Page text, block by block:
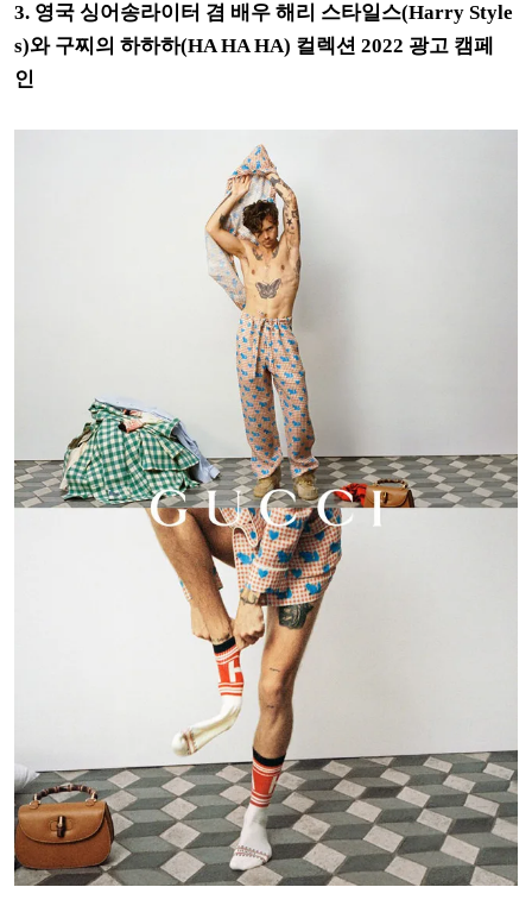
3. 영국 싱어송라이터 겸 배우 해리 스타일스(Harry Style
s)와 구찌의 하하하(HA HA HA) 컬렉션 2022 광고 캠페
인